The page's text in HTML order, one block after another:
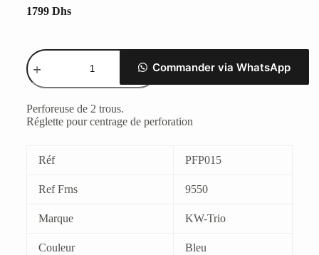
1799 Dhs
Commander via WhatsApp
Perforeuse de 2 trous.
Réglette pour centrage de perforation
Réf PFP015
Ref Frns 9550
Marque KW-Trio
Couleur Bleu